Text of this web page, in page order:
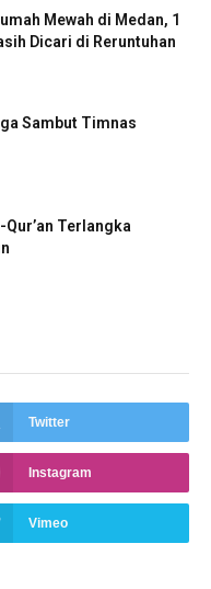
Mewah di Medan, 1
Dicari di Reruntuhan
Sambut Timnas
Terlangka
Twitter
Instagram
Vimeo